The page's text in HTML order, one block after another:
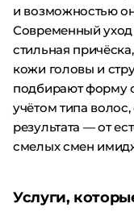
и возможностью
Современный уход
стильная
кожи головы и
подбирают форму
учётом типа
результата — от
смелых смен
Услуги,